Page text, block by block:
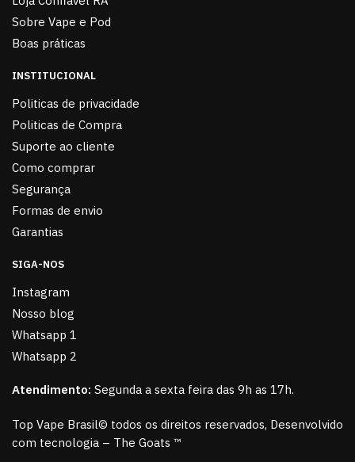
Sobre Vape e Pod
Boas práticas
INSTITUCIONAL
Politicas de privacidade
Politicas de Compra
Suporte ao cliente
Como comprar
Segurança
Formas de envio
Garantias
SIGA-NOS
Instagram
Nosso blog
Whatsapp 1
Whatsapp 2
Atendimento: Segunda a sexta feira das 9h as 17h.
Top Vape Brasil© todos os direitos reservados, Desenvolvido
com tecnologia – The Goats ™